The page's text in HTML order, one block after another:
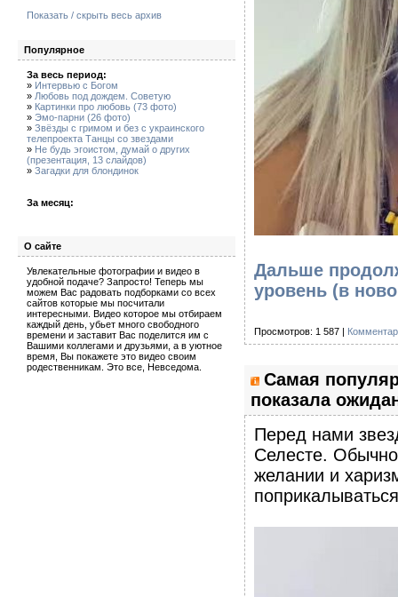
Показать / скрыть весь архив
Популярное
За весь период:
» Интервью с Богом
» Любовь под дождем. Советую
» Картинки про любовь (73 фото)
» Эмо-парни (26 фото)
» Звёзды с гримом и без с украинского
телепроекта Танцы со звездами
» Не будь эгоистом, думай о других
(презентация, 13 слайдов)
» Загадки для блондинок
За месяц:
О сайте
Увлекательные фотографии и видео в
удобной подаче? Запросто! Теперь мы
можем Вас радовать подборками со всех
сайтов которые мы посчитали
интересными. Видео которое мы отбираем
каждый день, убьет много свободного
времени и заставит Вас поделится им с
Вашими коллегами и друзьями, а в уютное
время, Вы покажете это видео своим
родественникам. Это все, Невседома.
Дальше
уровень (в
Просмотров: 1 587 |
Самая
показала
Перед нами
Селесте.
желании и